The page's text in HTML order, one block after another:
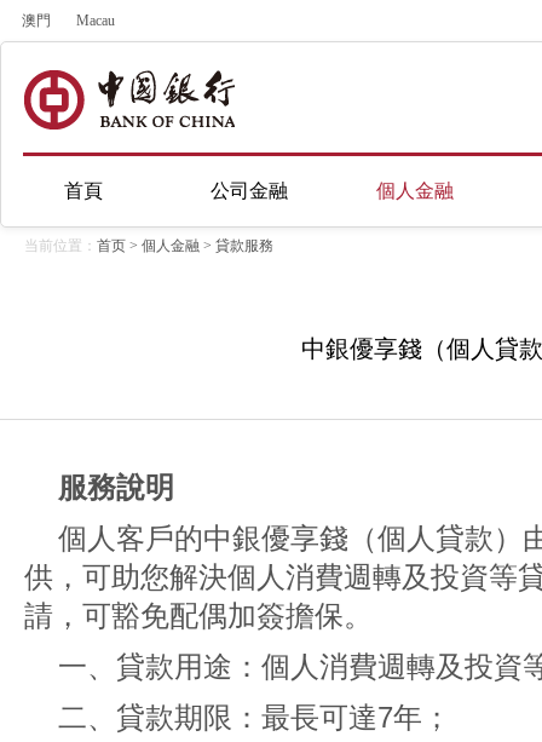
澳門 Macau
首頁 公司金融 個人金融
当前位置： 首页 > 個人金融 > 貸款服務
中銀優享錢（個人貸
服務說明
個人客戶的中銀優享錢（個人貸款）
供，可助您解決個人消費週轉及投資等
請，可豁免配偶加簽擔保。
一、貸款用途：個人消費週轉及投資
二、貸款期限：最長可達7年；